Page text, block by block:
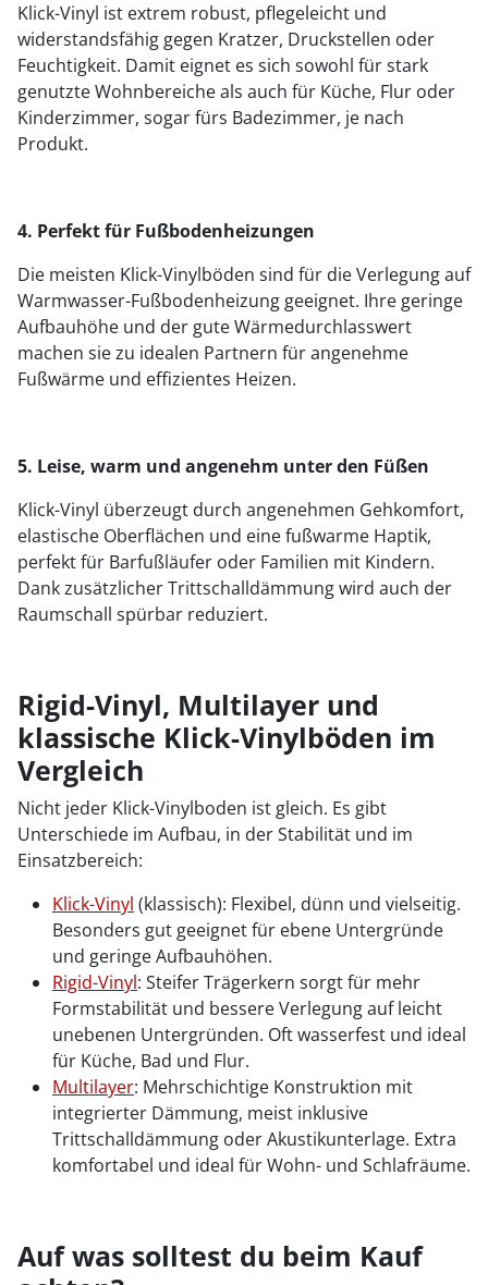
Klick-Vinyl ist extrem robust, pflegeleicht und
widerstandsfähig gegen Kratzer, Druckstellen oder
Feuchtigkeit. Damit eignet es sich sowohl für stark
genutzte Wohnbereiche als auch für Küche, Flur oder
Kinderzimmer, sogar fürs Badezimmer, je nach
Produkt.
4. Perfekt für Fußbodenheizungen
Die meisten Klick-Vinylböden sind für die Verlegung auf
Warmwasser-Fußbodenheizung geeignet. Ihre geringe
Aufbauhöhe und der gute Wärmedurchlasswert
machen sie zu idealen Partnern für angenehme
Fußwärme und effizientes Heizen.
5. Leise, warm und angenehm unter den Füßen
Klick-Vinyl überzeugt durch angenehmen Gehkomfort,
elastische Oberflächen und eine fußwarme Haptik,
perfekt für Barfußläufer oder Familien mit Kindern.
Dank zusätzlicher Trittschalldämmung wird auch der
Raumschall spürbar reduziert.
Rigid-Vinyl, Multilayer und
klassische Klick-Vinylböden im
Vergleich
Nicht jeder Klick-Vinylboden ist gleich. Es gibt
Unterschiede im Aufbau, in der Stabilität und im
Einsatzbereich:
Klick-Vinyl (klassisch): Flexibel, dünn und vielseitig.
Besonders gut geeignet für ebene Untergründe
und geringe Aufbauhöhen.
Rigid-Vinyl: Steifer Trägerkern sorgt für mehr
Formstabilität und bessere Verlegung auf leicht
unebenen Untergründen. Oft wasserfest und ideal
für Küche, Bad und Flur.
Multilayer: Mehrschichtige Konstruktion mit
integrierter Dämmung, meist inklusive
Trittschalldämmung oder Akustikunterlage. Extra
komfortabel und ideal für Wohn- und Schlafräume.
Auf was solltest du beim Kauf